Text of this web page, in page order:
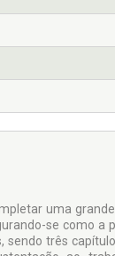
uma
se como a
três